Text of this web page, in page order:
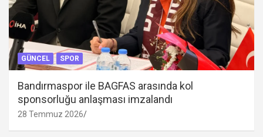
GÜNCEL SPOR
Bandırmaspor ile BAGFAS arasında kol
sponsorluğu anlaşması imzalandı
28 Temmuz 2026